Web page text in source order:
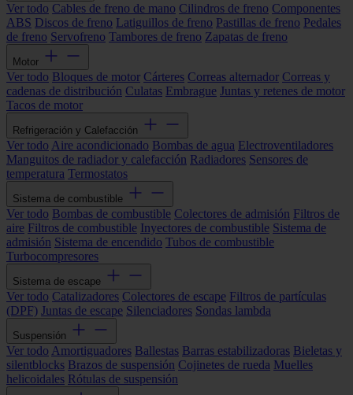
Ver todo Cables de freno de mano Cilindros de freno Componentes
ABS Discos de freno Latiguillos de freno Pastillas de freno Pedales
de freno Servofreno Tambores de freno Zapatas de freno
Motor
Ver todo Bloques de motor Cárteres Correas alternador Correas y
cadenas de distribución Culatas Embrague Juntas y retenes de motor
Tacos de motor
Refrigeración y Calefacción
Ver todo Aire acondicionado Bombas de agua Electroventiladores
Manguitos de radiador y calefacción Radiadores Sensores de
temperatura Termostatos
Sistema de combustible
Ver todo Bombas de combustible Colectores de admisión Filtros de
aire Filtros de combustible Inyectores de combustible Sistema de
admisión Sistema de encendido Tubos de combustible
Turbocompresores
Sistema de escape
Ver todo Catalizadores Colectores de escape Filtros de partículas
(DPF) Juntas de escape Silenciadores Sondas lambda
Suspensión
Ver todo Amortiguadores Ballestas Barras estabilizadoras Bieletas y
silentblocks Brazos de suspensión Cojinetes de rueda Muelles
helicoidales Rótulas de suspensión